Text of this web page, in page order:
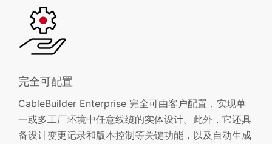
完全可配置
CableBuilder Enterprise 完全可由客户配置，实现单
一或多工厂环境中任意线缆的实体设计。此外，它还具
备设计变更记录和版本控制等关键功能，以及自动生成